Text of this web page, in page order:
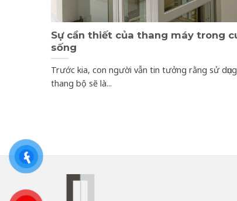
Sự cần thiết của thang máy trong
sống
Trước kia, con người vẫn tin tưởng rằng sử
thang bộ sẽ là...